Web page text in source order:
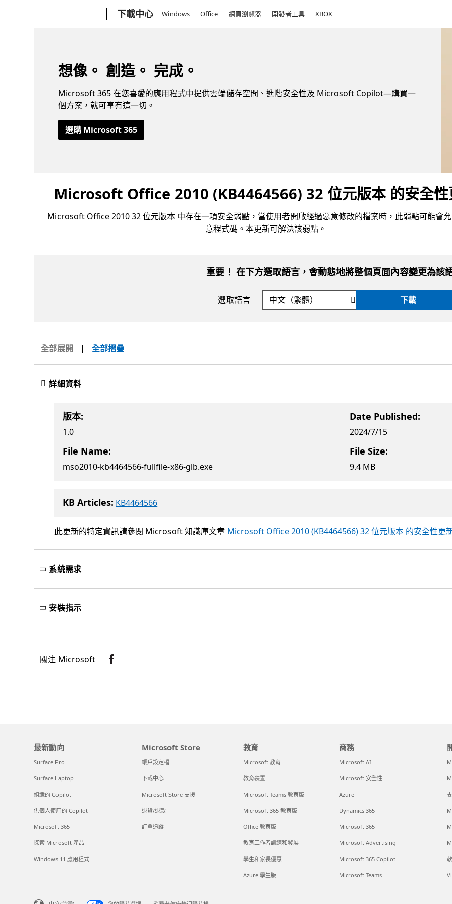
下載中心 Windows Office 網頁瀏覽器 開發者工具 XBOX
想像。 創造。 完成。
Microsoft 365 在您喜愛的應用程式中提供雲端儲存空間、進階安全性及 Microsoft Copilot—購買一
個方案，就可享有這一切。
選購 Microsoft 365
Microsoft Office 2010 (KB4464566) 32 位元版本 的安全性
Microsoft Office 2010 32 位元版本 中存在一項安全弱點，當使用者開啟經過惡意修改的檔案時，此弱點可能會
意程式碼。本更新可解決該弱點。
重要！ 在下方選取語言，會動態地將整個頁面內容變更為該
選取語言 下載
全部展開 | 全部摺疊
詳細資料
版本:
1.0
Date Published:
2024/7/15
File Name:
mso2010-kb4464566-fullfile-x86-glb.exe
File Size:
9.4 MB
KB Articles: KB4464566
此更新的特定資訊請參閱 Microsoft 知識庫文章 Microsoft Office 2010 (KB4464566) 32 位元版本 的安全性更
系統需求
安裝指示
關注 Microsoft
最新動向
Surface Pro
Surface Laptop
組織的 Copilot
供個人使用的 Copilot
Microsoft 365
探索 Microsoft 產品
Windows 11 應用程式
Microsoft Store
帳戶設定檔
下載中心
Microsoft Store 支援
退貨/退款
訂單追蹤
教育
Microsoft 教育
教育裝置
Microsoft Teams 教育版
Microsoft 365 教育版
Office 教育版
教育工作者訓練和發展
學生和家長優惠
Azure 學生版
商務
Microsoft AI
Microsoft 安全性
Azure
Dynamics 365
Microsoft 365
Microsoft Advertising
Microsoft 365 Copilot
Microsoft Teams